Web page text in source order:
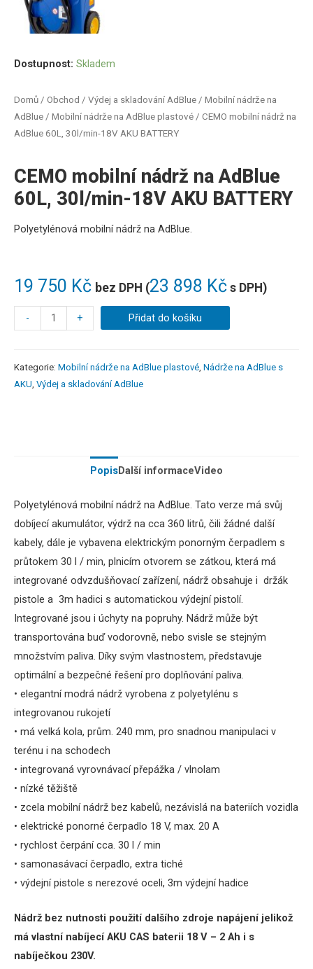
Domů / Obchod / Výdej a skladování AdBlue / Mobilní nádrže na
AdBlue / Mobilní nádrže na AdBlue plastové / CEMO mobilní nádrž na
AdBlue 60L, 30l/min-18V AKU BATTERY
CEMO mobilní nádrž na AdBlue
60L, 30l/min-18V AKU BATTERY
19 750 Kč bez DPH (23 898 Kč s DPH)
Polyetylénová mobilní nádrž na AdBlue.
Dostupnost: Skladem
- + Přidat do košíku
Kategorie: Mobilní nádrže na AdBlue plastové, Nádrže na AdBlue s
AKU, Výdej a skladování AdBlue
PopisDalší informaceVideo
Polyetylénová mobilní nádrž na AdBlue. Tato verze má svůj
dobíjecí akumulátor, výdrž na cca 360 litrů, čili žádné další
kabely, dále je vybavena elektrickým ponorným čerpadlem s
průtokem 30 l / min, plnicím otvorem se zátkou, která má
integrované odvzdušňovací zařízení, nádrž obsahuje i držák
pistole a 3m hadici s automatickou výdejní pistolí.
Integrované jsou i úchyty na popruhy. Nádrž může být
transportována buď vodorovně, nebo svisle se stejným
množstvím paliva. Díky svým vlastnostem, představuje
optimální a bezpečné řešení pro doplňování paliva.
• elegantní modrá nádrž vyrobena z polyetylénu s
integrovanou rukojetí
• má velká kola, prům. 240 mm, pro snadnou manipulaci v
terénu i na schodech
• integrovaná vyrovnávací přepážka / vlnolam
• nízké těžiště
• zcela mobilní nádrž bez kabelů, nezávislá na bateriích vozidla
• elektrické ponorné čerpadlo 18 V, max. 20 A
• rychlost čerpání cca. 30 l / min
• samonasávací čerpadlo, extra tiché
• výdejní pistole s nerezové oceli, 3m výdejní hadice
Nádrž bez nutnosti použití dalšího zdroje napájení jelikož
má vlastní nabíjecí AKU CAS baterii 18 V – 2 Ah i s
nabíječkou 230V.